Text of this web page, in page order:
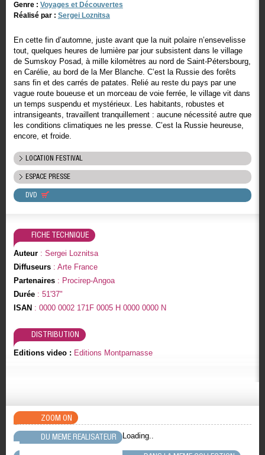
Genre : Voyages et Découvertes
Réalisé par : Sergei Loznitsa
En cette fin d’automne, juste avant que la nuit polaire n’ensevelisse
tout, quelques heures de lumière par jour subsistent dans le village
de Sumskoy Posad, à mille kilomètres au nord de Saint-Pétersbourg,
en Carélie, au bord de la Mer Blanche. C’est la Russie des forêts
sans fin et des carrés de patates. Relié au reste du pays par une
vague route boueuse et un morceau de voie ferrée, le village vit dans
un temps suspendu et mystérieux. Les habitants, robustes et
intransigeants, travaillent tranquillement : aucune nécessité autre que
les conditions climatiques ne les presse. C’est la Russie heureuse,
encore, et froide.
LOCATION FESTIVAL
ESPACE PRESSE
DVD
FICHE TECHNIQUE
Auteur: Sergei Loznitsa
Diffuseurs: Arte France
Partenaires: Procirep-Angoa
Durée: 51'37"
ISAN : 0000 0002 171F 0005 H 0000 0000 N
DISTRIBUTION
Editions video : Editions Montparnasse
ZOOM ON
DU MEME REALISATEUR
Loading..